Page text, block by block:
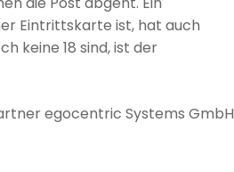
Eintrittskarte ist, hat auch
keine 18 sind, ist der
egocentric Systems GmbH